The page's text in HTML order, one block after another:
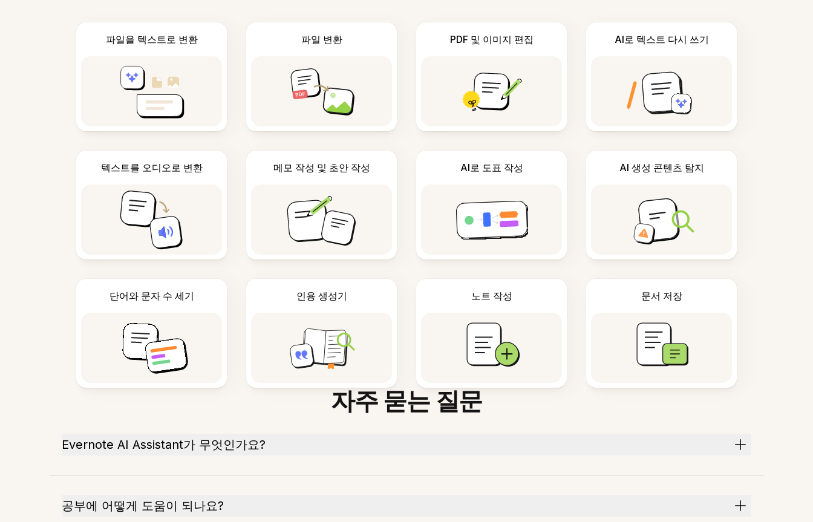
파일을 텍스트로 변환 파일 변환 PDF 및 이미지 편집 AI로 텍스트 다시 쓰기
텍스트를 오디오로 변환 메모 작성 및 초안 작성 AI로 도표 작성 AI 생성 콘텐츠 탐지
단어와 문자 수 세기 인용 생성기 노트 작성 문서 저장
자주 묻는 질문
Evernote AI Assistant가 무엇인가요?
공부에 어떻게 도움이 되나요?